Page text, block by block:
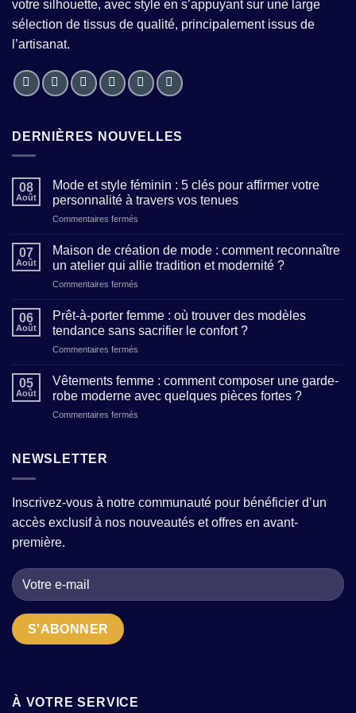
votre silhouette, avec style en s’appuyant sur une large
sélection de tissus de qualité, principalement issus de
l’artisanat.
DERNIÈRES NOUVELLES
08
Août
Mode et style féminin : 5 clés pour affirmer votre
personnalité à travers vos tenues
Commentaires fermés
et
style
féminin
clés
pour
à
travers
07
Août
Maison de création de mode : comment reconnaître
un atelier qui allie tradition et modernité ?
Commentaires fermés
création
de
comment
reconnaître
?
06
Août
Prêt-à-porter femme : où trouver des modèles
tendance sans sacrifier le confort ?
Commentaires fermés
femme
le
05
Août
Vêtements femme : comment composer une garde-
robe moderne avec quelques pièces fortes ?
Commentaires fermés
garde-
robe
?
NEWSLETTER
Inscrivez-vous à notre communauté pour bénéficier d’un
accès exclusif à nos nouveautés et offres en avant-
première.
À VOTRE SERVICE